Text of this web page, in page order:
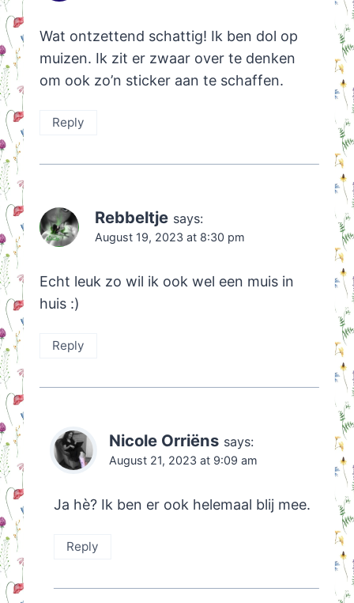
Wat ontzettend schattig! Ik ben dol op
muizen. Ik zit er zwaar over te denken
om ook zo’n sticker aan te schaffen.
Reply
Rebbeltje says:
August 19, 2023 at 8:30 pm
Echt leuk zo wil ik ook wel een muis in
huis :)
Reply
Nicole Orriëns says:
August 21, 2023 at 9:09 am
Ja hè? Ik ben er ook helemaal blij mee.
Reply